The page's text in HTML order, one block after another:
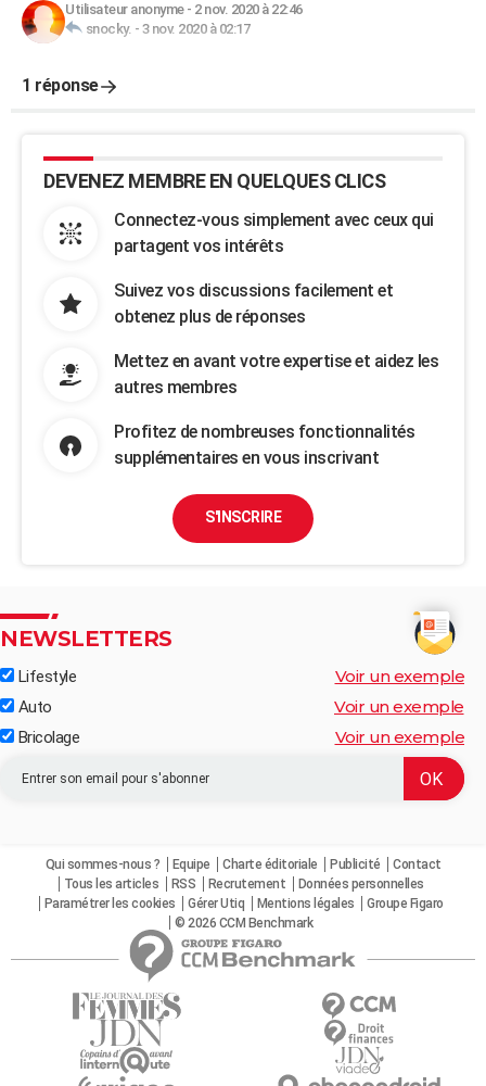
Utilisateur anonyme- 2 nov. 2020 à 22:46
snocky. - 3 nov. 2020 à 02:17
1 réponse
DEVENEZ MEMBRE EN QUELQUES CLICS
Connectez-vous simplement avec ceux qui
partagent vos intérêts
Suivez vos discussions facilement et
obtenez plus de réponses
Mettez en avant votre expertise et aidez les
autres membres
Profitez de nombreuses fonctionnalités
supplémentaires en vous inscrivant
S'INSCRIRE
NEWSLETTERS
Lifestyle Voir un exemple
Auto Voir un exemple
Bricolage Voir un exemple
Qui sommes-nous ? Equipe Charte éditoriale Publicité
Contact
Tous les articles
RSS Recrutement
Données personnelles
Paramétrer les cookies
Gérer Utiq Mentions légales
Groupe Figaro
© 2026 CCM Benchmark